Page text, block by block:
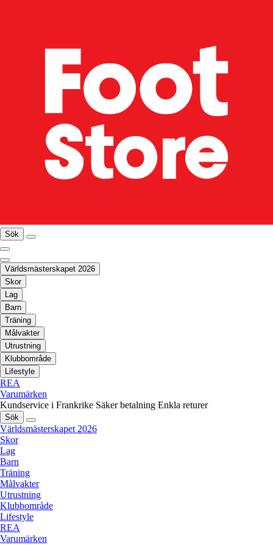
Sök
Världsmästerskapet 2026
Skor
Lag
Barn
Träning
Målvakter
Utrustning
Klubbområde
Lifestyle
REA
Varumärken
Kundservice i Frankrike Säker betalning Enkla returer
Sök
Världsmästerskapet 2026
Skor
Lag
Barn
Träning
Målvakter
Utrustning
Klubbområde
Lifestyle
REA
Varumärken